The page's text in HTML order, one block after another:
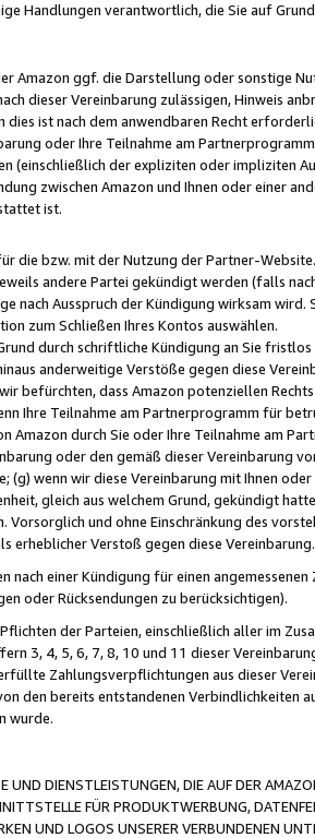
Handlungen verantwortlich, die Sie auf
Amazon ggf. die Darstellung oder sonstige
dieser Vereinbarung zulässigen, Hinweis
dies ist nach dem anwendbaren Recht
oder Ihre Teilnahme am
(einschließlich der expliziten oder impliziten
zwischen Amazon und Ihnen oder einer
ist.
die bzw. mit der Nutzung der Partner-
andere Partei gekündigt werden (falls
nach Ausspruch der Kündigung wirksam
zum Schließen Ihres Kontos auswählen.
durch schriftliche Kündigung an Sie
anderweitige Verstöße gegen diese
befürchten, dass Amazon potenziellen
Ihre Teilnahme am Partnerprogramm für
Amazon durch Sie oder Ihre Teilnahme am
oder den gemäß dieser Vereinbarung
wenn wir diese Vereinbarung mit Ihnen oder
gleich aus welchem Grund, gekündigt
und ohne Einschränkung des
erheblicher Verstoß gegen diese Vereinbarung.
einer Kündigung für einen
oder Rücksendungen zu berücksichtigen).
der Parteien, einschließlich aller im
3, 4, 5, 6, 7, 8, 10 und 11 dieser
Zahlungsverpflichtungen aus dieser
den bereits entstandenen Verbindlichkeiten
wurde.
DIENSTLEISTUNGEN, DIE AUF DER
FÜR PRODUKTWERBUNG,
UND LOGOS UNSERER VERBUNDENEN